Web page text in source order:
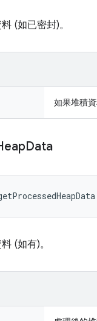
(如已密封)。
如果堆積
Data
(如有)。